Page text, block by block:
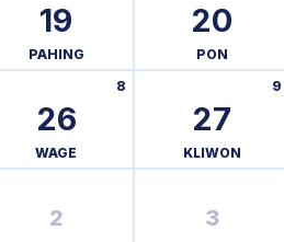
19
PAHING
20
PON
26
8
WAGE
27
9
KLIWON
2 3